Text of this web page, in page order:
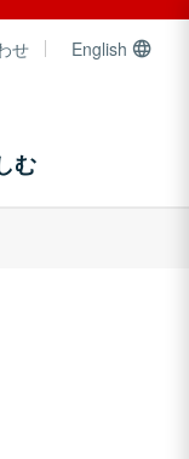
せ English
む